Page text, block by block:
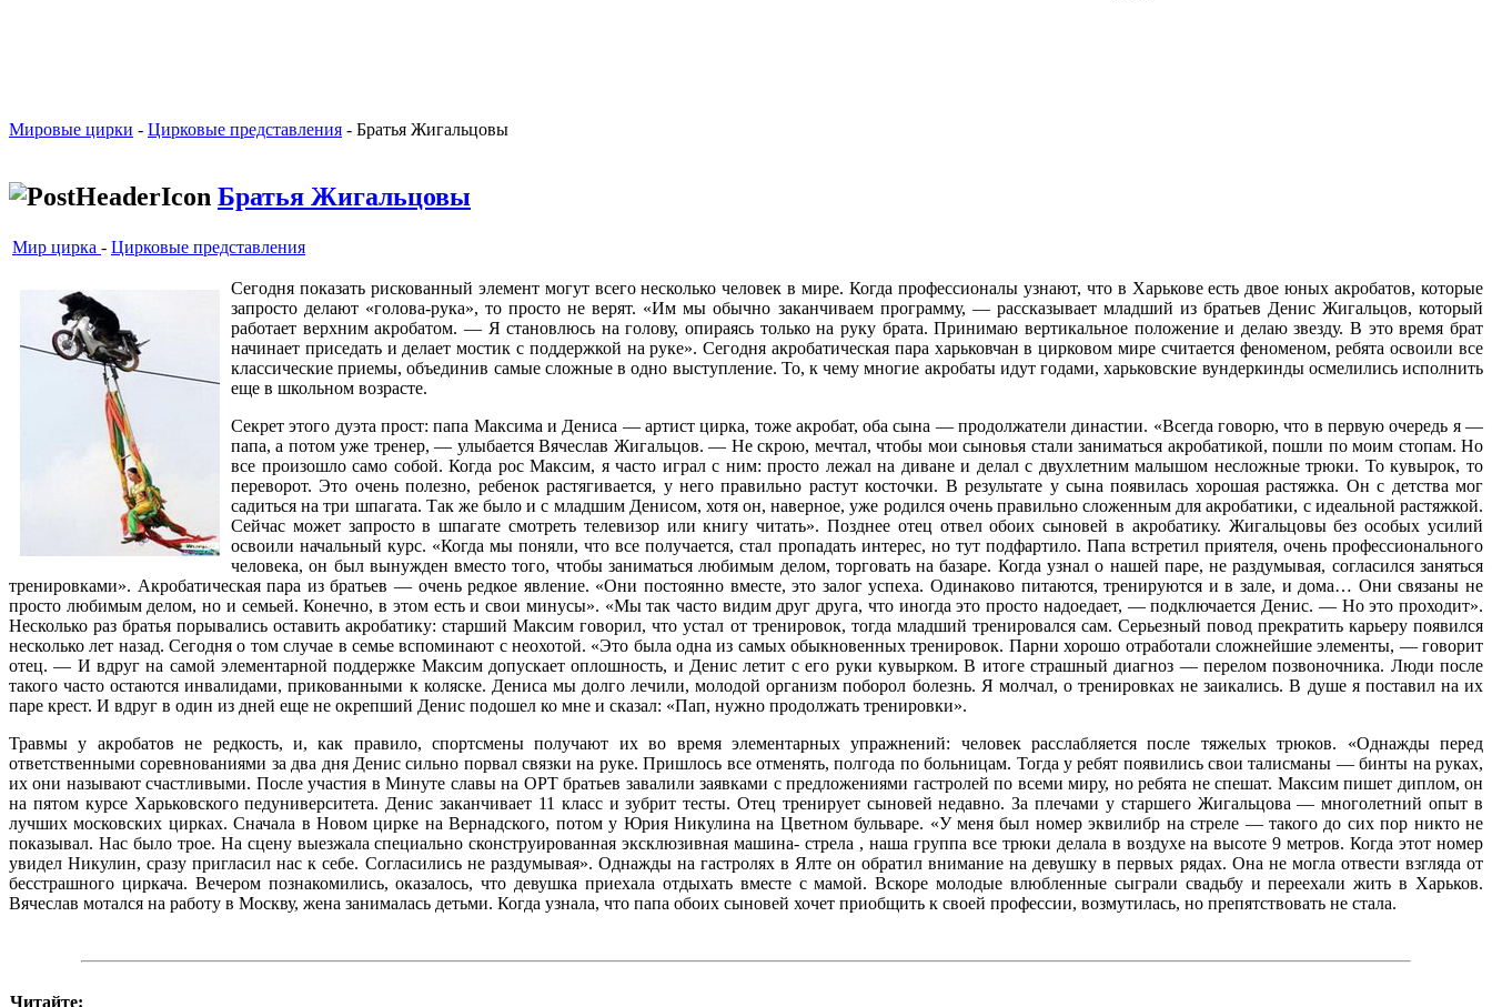
Мировые цирки - Цирковые представления - Братья Жигальцовы
Братья Жигальцовы
Мир цирка - Цирковые представления
Сегодня показать рискованный элемент могут всего несколько человек в мире. Когда профессионалы узнают, что в Харькове есть двое юных акробатов, которые
запросто делают «голова-рука», то просто не верят. «Им мы обычно заканчиваем программу, — рассказывает младший из братьев Денис Жигальцов, который
работает верхним акробатом. — Я становлюсь на голову, опираясь только на руку брата. Принимаю вертикальное положение и делаю звезду. В это время брат
начинает приседать и делает мостик с поддержкой на руке». Сегодня акробатическая пара харьковчан в цирковом мире считается феноменом, ребята освоили все
классические приемы, объединив самые сложные в одно выступление. То, к чему многие акробаты идут годами, харьковские вундеркинды осмелились исполнить
еще в школьном возрасте.
Секрет этого дуэта прост: папа Максима и Дениса — артист цирка, тоже акробат, оба сына — продолжатели династии. «Всегда говорю, что в первую очередь я —
папа, а потом уже тренер, — улыбается Вячеслав Жигальцов. — Не скрою, мечтал, чтобы мои сыновья стали заниматься акробатикой, пошли по моим стопам. Но
все произошло само собой. Когда рос Максим, я часто играл с ним: просто лежал на диване и делал с двухлетним малышом несложные трюки. То кувырок, то
переворот. Это очень полезно, ребенок растягивается, у него правильно растут косточки. В результате у сына появилась хорошая растяжка. Он с детства мог
садиться на три шпагата. Так же было и с младшим Денисом, хотя он, наверное, уже родился очень правильно сложенным для акробатики, с идеальной растяжкой.
Сейчас может запросто в шпагате смотреть телевизор или книгу читать». Позднее отец отвел обоих сыновей в акробатику. Жигальцовы без особых усилий
освоили начальный курс. «Когда мы поняли, что все получается, стал пропадать интерес, но тут подфартило. Папа встретил приятеля, очень профессионального
человека, он был вынужден вместо того, чтобы заниматься любимым делом, торговать на базаре. Когда узнал о нашей паре, не раздумывая, согласился заняться
тренировками». Акробатическая пара из братьев — очень редкое явление. «Они постоянно вместе, это залог успеха. Одинаково питаются, тренируются и в зале, и дома… Они связаны не
просто любимым делом, но и семьей. Конечно, в этом есть и свои минусы». «Мы так часто видим друг друга, что иногда это просто надоедает, — подключается Денис. — Но это проходит».
Несколько раз братья порывались оставить акробатику: старший Максим говорил, что устал от тренировок, тогда младший тренировался сам. Серьезный повод прекратить карьеру появился
несколько лет назад. Сегодня о том случае в семье вспоминают с неохотой. «Это была одна из самых обыкновенных тренировок. Парни хорошо отработали сложнейшие элементы, — говорит
отец. — И вдруг на самой элементарной поддержке Максим допускает оплошность, и Денис летит с его руки кувырком. В итоге страшный диагноз — перелом позвоночника. Люди после
такого часто остаются инвалидами, прикованными к коляске. Дениса мы долго лечили, молодой организм поборол болезнь. Я молчал, о тренировках не заикались. В душе я поставил на их
паре крест. И вдруг в один из дней еще не окрепший Денис подошел ко мне и сказал: «Пап, нужно продолжать тренировки».
Травмы у акробатов не редкость, и, как правило, спортсмены получают их во время элементарных упражнений: человек расслабляется после тяжелых трюков. «Однажды перед
ответственными соревнованиями за два дня Денис сильно порвал связки на руке. Пришлось все отменять, полгода по больницам. Тогда у ребят появились свои талисманы — бинты на руках,
их они называют счастливыми. После участия в Минуте славы на ОРТ братьев завалили заявками с предложениями гастролей по всеми миру, но ребята не спешат. Максим пишет диплом, он
на пятом курсе Харьковского педуниверситета. Денис заканчивает 11 класс и зубрит тесты. Отец тренирует сыновей недавно. За плечами у старшего Жигальцова — многолетний опыт в
лучших московских цирках. Сначала в Новом цирке на Вернадского, потом у Юрия Никулина на Цветном бульваре. «У меня был номер эквилибр на стреле — такого до сих пор никто не
показывал. Нас было трое. На сцену выезжала специально сконструированная эксклюзивная машина- стрела , наша группа все трюки делала в воздухе на высоте 9 метров. Когда этот номер
увидел Никулин, сразу пригласил нас к себе. Согласились не раздумывая». Однажды на гастролях в Ялте он обратил внимание на девушку в первых рядах. Она не могла отвести взгляда от
бесстрашного циркача. Вечером познакомились, оказалось, что девушка приехала отдыхать вместе с мамой. Вскоре молодые влюбленные сыграли свадьбу и переехали жить в Харьков.
Вячеслав мотался на работу в Москву, жена занималась детьми. Когда узнала, что папа обоих сыновей хочет приобщить к своей профессии, возмутилась, но препятствовать не стала.
Читайте: